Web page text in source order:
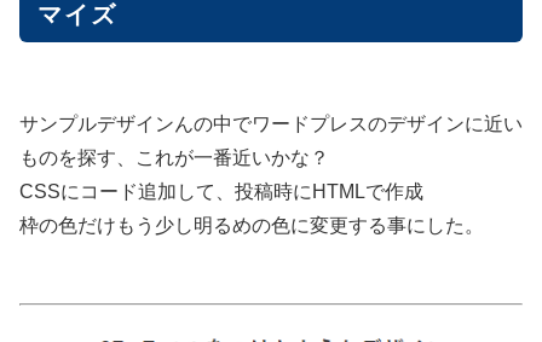
マイズ
サンプルデザインんの中でワードプレスのデザインに近い
ものを探す、これが一番近いかな？
CSSにコード追加して、投稿時にHTMLで作成
枠の色だけもう少し明るめの色に変更する事にした。